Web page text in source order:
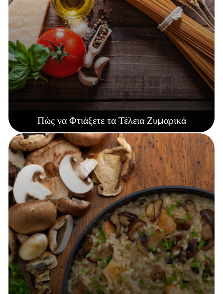
Πώς να Φτιάξετε τα Τέλεια Ζυμαρικά